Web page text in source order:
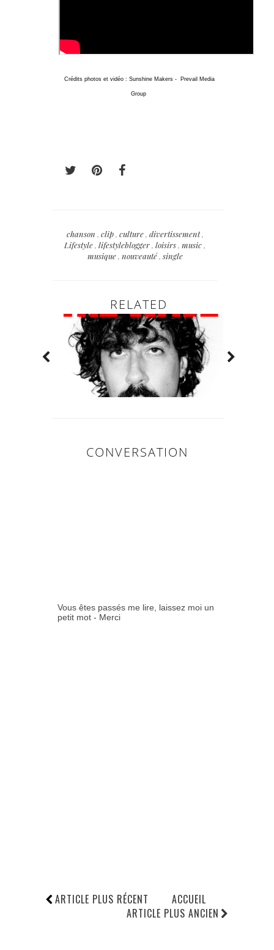
Crédits photos et vidéo : Sunshine Makers - Prevail Media
Group
chanson , clip, culture, divertissement,
Lifestyle, lifestyleblogger, loisirs, music,
musique, nouveauté, single
RELATED
CONVERSATION
Vous êtes passés me lire, laissez moi un
petit mot - Merci
ARTICLE PLUS RÉCENT
ARTICLE PLUS ANCIEN
ACCUEIL